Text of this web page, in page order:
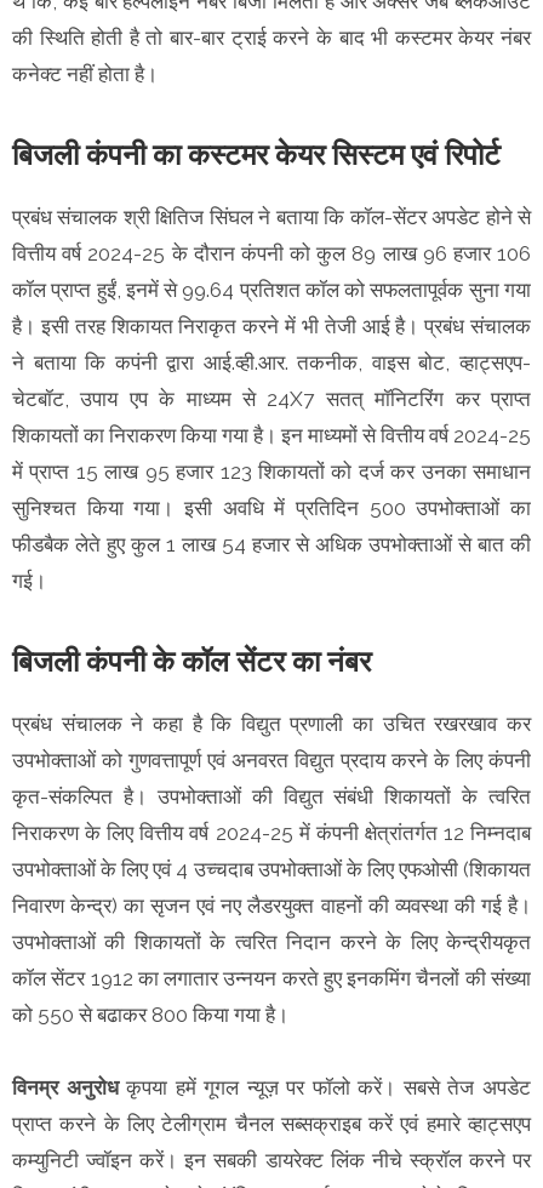
की स्थिति होती है तो बार-बार ट्राई करने के बाद भी कस्टमर केयर नंबर
कनेक्ट नहीं होता है।
बिजली कंपनी का कस्टमर केयर सिस्टम एवं रिपोर्ट
प्रबंध संचालक श्री क्षितिज सिंघल ने बताया कि कॉल-सेंटर अपडेट होने से
वित्तीय वर्ष 2024-25 के दौरान कंपनी को कुल 89 लाख 96 हजार 106
कॉल प्राप्त हुईं, इनमें से 99.64 प्रतिशत कॉल को सफलतापूर्वक सुना गया
है। इसी तरह शिकायत निराकृत करने में भी तेजी आई है। प्रबंध संचालक
ने बताया कि कपंनी द्वारा आई.व्ही.आर. तकनीक, वाइस बोट, व्हाट्सएप-
चेटबॉट, उपाय एप के माध्यम से 24X7 सतत् मॉनिटरिंग कर प्राप्त
शिकायतों का निराकरण किया गया है। इन माध्यमों से वित्तीय वर्ष 2024-25
में प्राप्त 15 लाख 95 हजार 123 शिकायतों को दर्ज कर उनका समाधान
सुनिश्चत किया गया। इसी अवधि में प्रतिदिन 500 उपभोक्ताओं का
फीडबैक लेते हुए कुल 1 लाख 54 हजार से अधिक उपभोक्ताओं से बात की
गई।
बिजली कंपनी के कॉल सेंटर का नंबर
प्रबंध संचालक ने कहा है कि विद्युत प्रणाली का उचित रखरखाव कर
उपभोक्ताओं को गुणवत्तापूर्ण एवं अनवरत विद्युत प्रदाय करने के लिए कंपनी
कृत-संकल्पित है। उपभोक्ताओं की विद्युत संबंधी शिकायतों के त्वरित
निराकरण के लिए वित्तीय वर्ष 2024-25 में कंपनी क्षेत्रांतर्गत 12 निम्नदाब
उपभोक्ताओं के लिए एवं 4 उच्चदाब उपभोक्ताओं के लिए एफओसी (शिकायत
निवारण केन्द्र) का सृजन एवं नए लैडरयुक्त वाहनों की व्यवस्था की गई है।
उपभोक्ताओं की शिकायतों के त्वरित निदान करने के लिए केन्द्रीयकृत
कॉल सेंटर 1912 का लगातार उन्नयन करते हुए इनकमिंग चैनलों की संख्या
को 550 से बढाकर 800 किया गया है।
विनम्र अनुरोधकृपया हमें गूगल न्यूज़ पर फॉलो करें। सबसे तेज अपडेट
प्राप्त करने के लिए टेलीग्राम चैनल सब्सक्राइब करें एवं हमारे व्हाट्सएप
कम्युनिटी ज्वॉइन करें। इन सबकी डायरेक्ट लिंक नीचे स्क्रॉल करने पर